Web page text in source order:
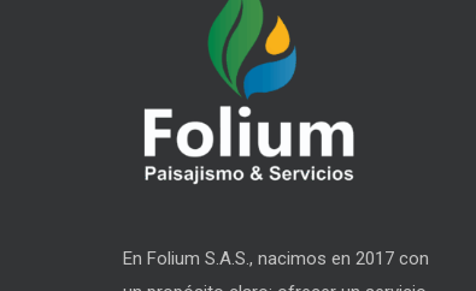
En Folium S.A.S., nacimos en 2017 con